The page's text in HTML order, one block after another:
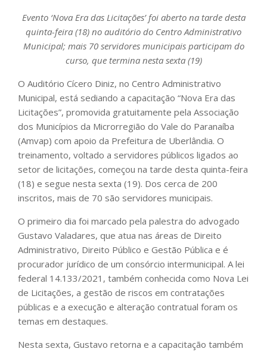
Evento ‘Nova Era das Licitações’ foi aberto na tarde desta
quinta-feira (18) no auditório do Centro Administrativo
Municipal; mais 70 servidores municipais participam do
curso, que termina nesta sexta (19)
O Auditório Cícero Diniz, no Centro Administrativo
Municipal, está sediando a capacitação “Nova Era das
Licitações”, promovida gratuitamente pela Associação
dos Municípios da Microrregião do Vale do Paranaíba
(Amvap) com apoio da Prefeitura de Uberlândia. O
treinamento, voltado a servidores públicos ligados ao
setor de licitações, começou na tarde desta quinta-feira
(18) e segue nesta sexta (19). Dos cerca de 200
inscritos, mais de 70 são servidores municipais.
O primeiro dia foi marcado pela palestra do advogado
Gustavo Valadares, que atua nas áreas de Direito
Administrativo, Direito Público e Gestão Pública e é
procurador jurídico de um consórcio intermunicipal. A lei
federal 14.133/2021, também conhecida como Nova Lei
de Licitações, a gestão de riscos em contratações
públicas e a execução e alteração contratual foram os
temas em destaques.
Nesta sexta, Gustavo retorna e a capacitação também